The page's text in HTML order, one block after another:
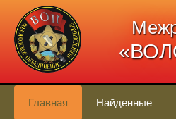
Главная Найденные